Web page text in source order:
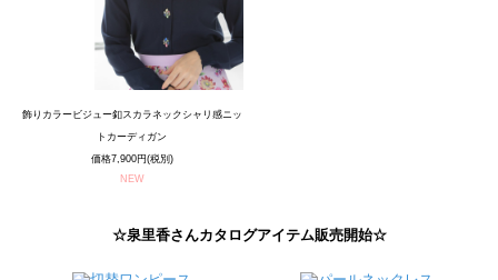
飾りカラービジュー釦スカラネックシャリ感ニッ
トカーディガン
価格7,900円(税別)
NEW
☆泉里香さんカタログアイテム販売開始☆